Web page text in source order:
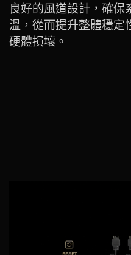
良好的風道設計，確
溫，從而提升整體穩定
硬體損壞。